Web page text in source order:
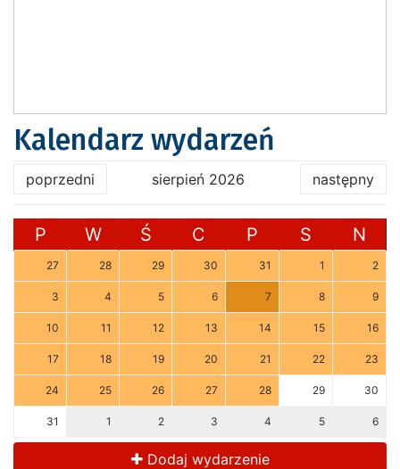
Kalendarz wydarzeń
poprzedni sierpień 2026 następny
P W Ś C P S N
27 28 29 30 31 1 2
3 4 5 6 7 8 9
10 11 12 13 14 15 16
17 18 19 20 21 22 23
24 25 26 27 28 29 30
31 1 2 3 4 5 6
Dodaj wydarzenie